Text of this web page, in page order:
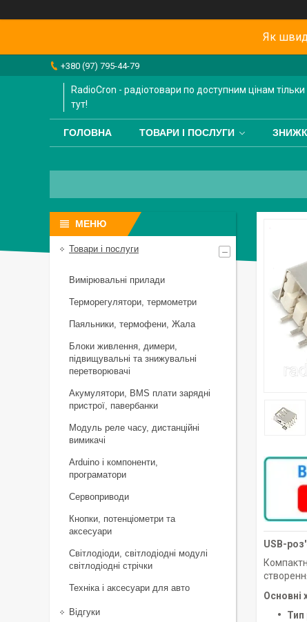
Як
+380 (97) 795-44-79
RadioCron - радіотовари по доступним цінам тільки
тут!
ГОЛОВНА ТОВАРИ І ПОСЛУГИ
USB-
Основні
Тип
Товари і послуги
Вимірювальні прилади
Терморегулятори, термометри
Паяльники, термофени, Жала
Блоки живлення, димери,
підвищувальні та знижувальні
перетворювачі
Акумулятори, BMS плати зарядні
пристрої, павербанки
Модуль реле часу, дистанційні
вимикачі
Arduino і компоненти,
програматори
Сервоприводи
Кнопки, потенціометри та
аксесуари
Світлодіоди, світлодіодні модулі
світлодіодні стрічки
Техніка і аксесуари для авто
Відгуки